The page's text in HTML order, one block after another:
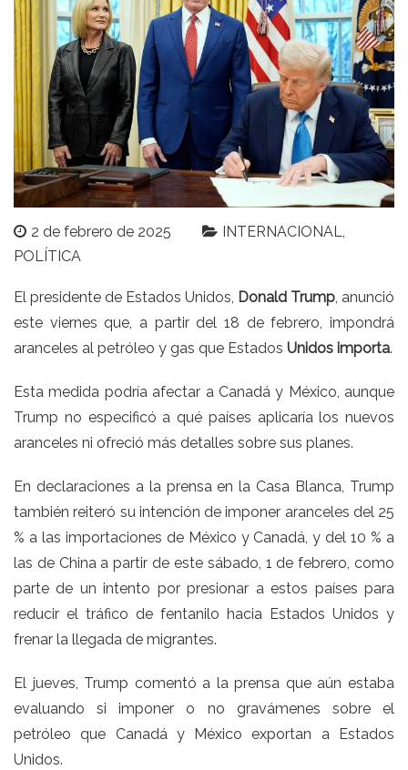
2 de febrero de 2025
INTERNACIONAL
POLÍTICA
El presidente de Estados Unidos, Donald Trump, anunció
este viernes que, a partir del 18 de febrero, impondrá
aranceles al petróleo y gas que Estados Unidos importa.
Esta medida podría afectar a Canadá y México, aunque
Trump no especificó a qué países aplicaría los nuevos
aranceles ni ofreció más detalles sobre sus planes.
En declaraciones a la prensa en la Casa Blanca, Trump
tambiénreiteró su intención de imponer aranceles del 25
% a las importaciones de México y Canadá, y del 10 % a
las de China a partir de este sábado, 1 de febrero, como
parte de un intento por presionar a estos países para
reducir el tráfico de fentanilo hacia Estados Unidos y
frenar la llegada de migrantes.
El jueves, Trump comentó a la prensa que aún estaba
evaluando si imponer o no gravámenes sobre el
petróleo que Canadá y México exportan a Estados
Unidos.